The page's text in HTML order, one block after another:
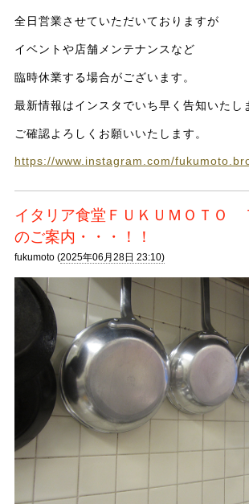
全日営業させていただいておりますが
イベントや店舗メンテナンスなど
臨時休業する場合がございます。
最新情報はインスタでいち早く告知いたし
ご確認よろしくお願いいたします。
https://www.instagram.com/
イタリア食堂ＦＵＫＵＭＯＴＯ
のご案内・・・！！
fukumoto (2025年06月28日 23:10)